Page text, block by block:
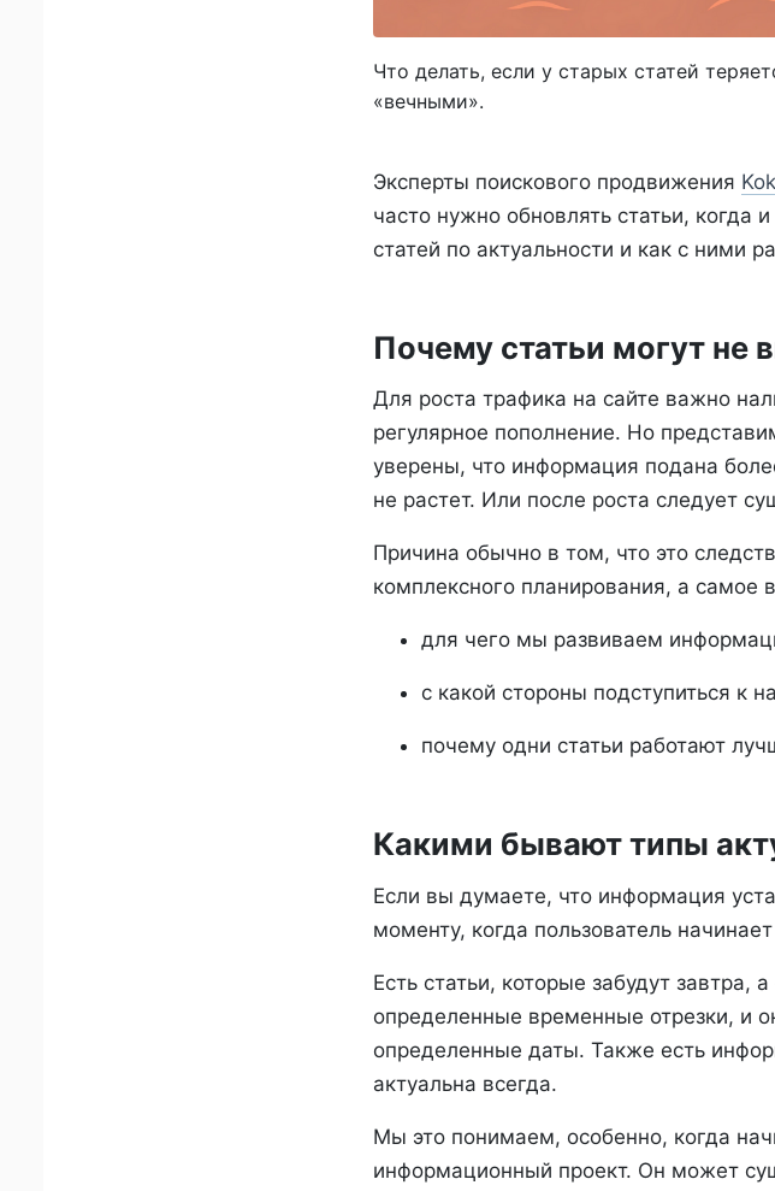
Что делать, если у старых статей
«вечными».
Эксперты поискового продвижения
часто нужно обновлять статьи, когда
статей по актуальности и как с ними
Почему статьи могут не
Для роста трафика на сайте важно
регулярное пополнение. Но
уверены, что информация подана
не растет. Или после роста следует
Причина обычно в том, что это
комплексного планирования, а самое
для чего мы развиваем
с какой стороны подступиться к
почему одни статьи работают
Какими бывают типы
Если вы думаете, что информация
моменту, когда пользователь
Есть статьи, которые забудут завтра,
определенные временные отрезки, и
определенные даты. Также есть
актуальна всегда.
Мы это понимаем, особенно, когда
информационный проект. Он может